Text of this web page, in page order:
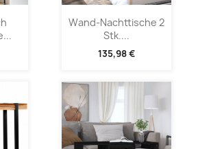
Wand-Nachttische 2
Stk....
135,98 €